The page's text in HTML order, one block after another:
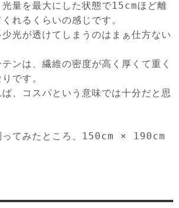
光量を最大にした状態で15cmほど離
れるくらいの感じです。
光が透けてしまうのはまぁ仕方ない
ンは、繊維の密度が高く厚くて重く
です。
、コスパという意味では十分だと思
ってみたところ、150cm × 190cm